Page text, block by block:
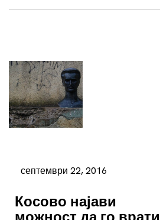
септември 22, 2016
Косово најави